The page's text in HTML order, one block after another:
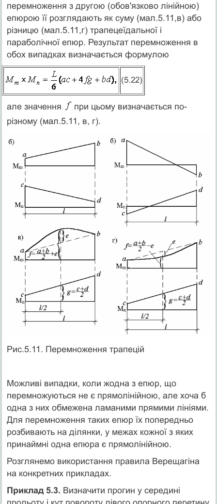
перемноження з другою (обов'язково лінійною)
епюрою її розглядають як суму (мал.5.11,в) або
різницю (мал.5.11,г) трапецеїдальної і
параболічної епюр. Результат перемноження в
обох випадках визначається формулою
(5.22)
але значення
при цьому визначається по-
різному (мал.5.11, в, г).
Рис.5.11. Перемноження трапецій
Можливі випадки, коли жодна з епюр, що
перемножуються не є прямолінійною, але хоча б
одна з них обмежена ламаними прямими лініями.
Для перемноження таких епюр їх попередньо
розбивають на ділянки, у межах кожної з яких
принаймні одна епюра є прямолінійною.
Розглянемо використання правила Верещагіна
на конкретних прикладах.
Приклад 5.3. Визначити прогин у середині